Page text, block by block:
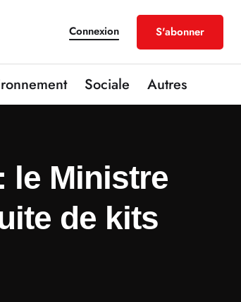
Connexion S'abonner
Sociale Autres
le Ministre
de kits